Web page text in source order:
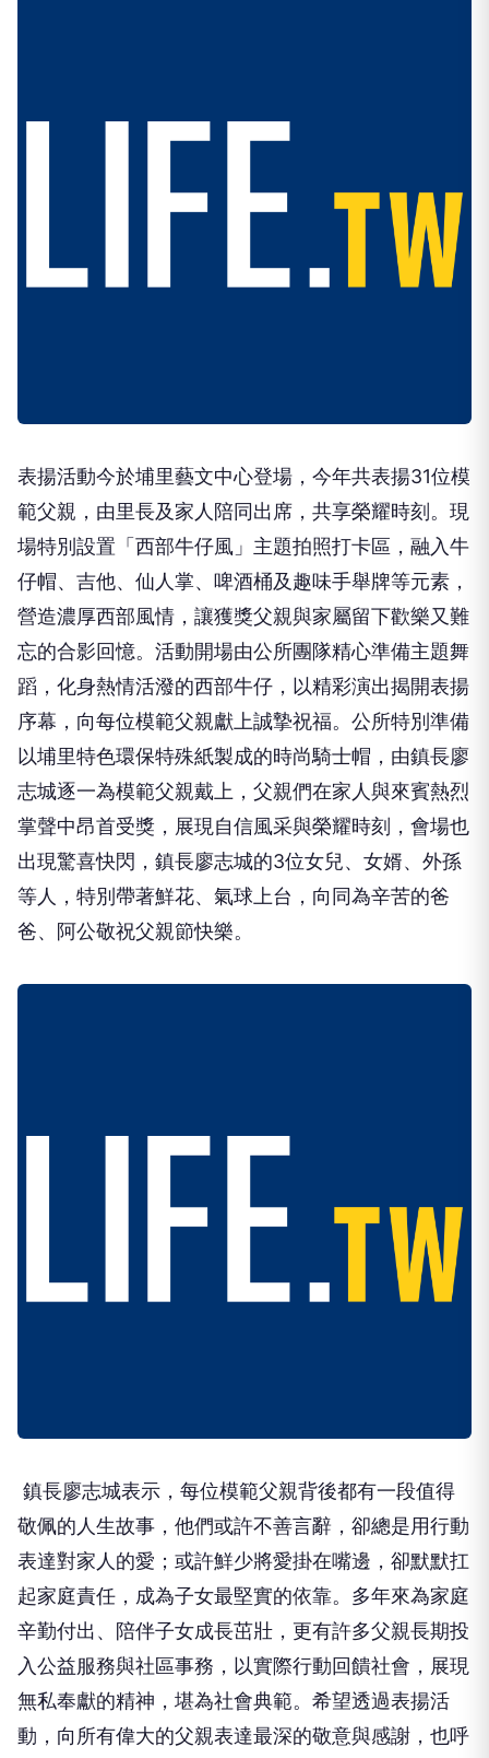
表揚活動今於埔里藝文中心登場，今年共表揚31位模
範父親，由里長及家人陪同出席，共享榮耀時刻。現
場特別設置「西部牛仔風」主題拍照打卡區，融入牛
仔帽、吉他、仙人掌、啤酒桶及趣味手舉牌等元素，
營造濃厚西部風情，讓獲獎父親與家屬留下歡樂又難
忘的合影回憶。活動開場由公所團隊精心準備主題舞
蹈，化身熱情活潑的西部牛仔，以精彩演出揭開表揚
序幕，向每位模範父親獻上誠摯祝福。公所特別準備
以埔里特色環保特殊紙製成的時尚騎士帽，由鎮長廖
志城逐一為模範父親戴上，父親們在家人與來賓熱烈
掌聲中昂首受獎，展現自信風采與榮耀時刻，會場也
出現驚喜快閃，鎮長廖志城的3位女兒、女婿、外孫
等人，特別帶著鮮花、氣球上台，向同為辛苦的爸
爸、阿公敬祝父親節快樂。
鎮長廖志城表示，每位模範父親背後都有一段值得
敬佩的人生故事，他們或許不善言辭，卻總是用行動
表達對家人的愛；或許鮮少將愛掛在嘴邊，卻默默扛
起家庭責任，成為子女最堅實的依靠。多年來為家庭
辛勤付出、陪伴子女成長茁壯，更有許多父親長期投
入公益服務與社區事務，以實際行動回饋社會，展現
無私奉獻的精神，堪為社會典範。希望透過表揚活
動，向所有偉大的父親表達最深的敬意與感謝，也呼